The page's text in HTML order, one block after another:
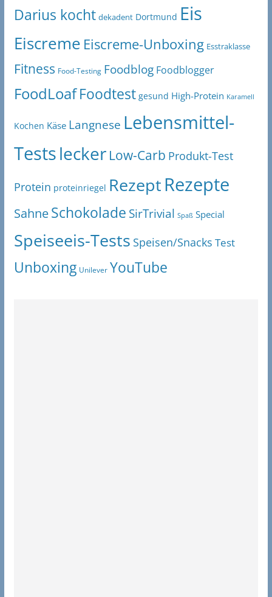
Darius kocht dekadent Dortmund Eis
Eiscreme Eiscreme-Unboxing Esstraklasse
Fitness Food-Testing Foodblog Foodblogger
FoodLoaf Foodtest gesund High-Protein Karamell
Kochen Käse Langnese Lebensmittel-
Testslecker Low-Carb Produkt-Test
Protein proteinriegel RezeptRezepte
SahneSchokolade SirTrivial Spaß Special
Speiseeis-Tests Speisen/Snacks Test
Unboxing Unilever YouTube